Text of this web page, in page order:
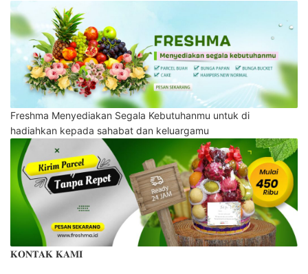
Freshma Menyediakan Segala Kebutuhanmu untuk di
hadiahkan kepada sahabat dan keluargamu
𝐊𝐎𝐍𝐓𝐀𝐊 𝐊𝐀𝐌𝐈